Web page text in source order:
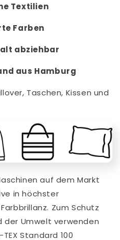
Textilien
Farben
abziehbar
aus Hamburg
Taschen, Kissen und
auf dem Markt
in höchster
Zum Schutz
der Umwelt verwenden
Standard 100